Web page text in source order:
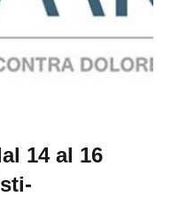
14 al 16